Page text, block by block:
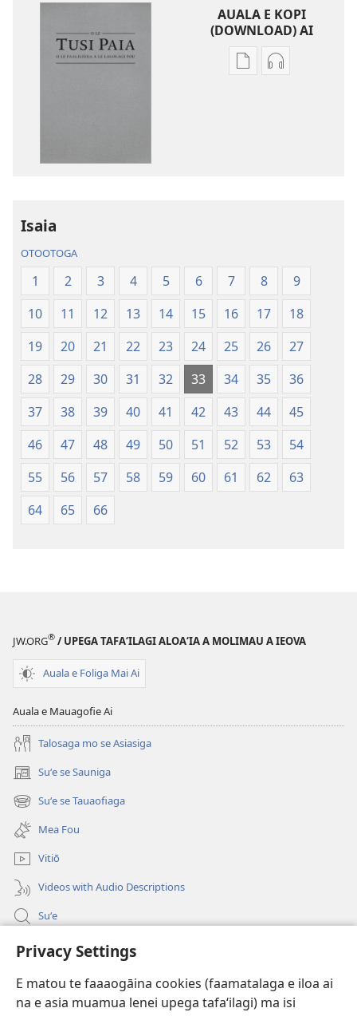
Privacy Settings
E matou te faaaogāina cookies (faamatalaga e iloa ai
na e asia muamua lenei upega tafaʻilagi) ma isi
AUALA E KOPI
(DOWNLOAD) AI
Vaega
le
Faaliliuga
a
le
Lalolagi
Fou
(Toe
teuteuina
2013)
Filifili
Faaliliuga
le
Lalolagi
Fou
(Toe
teuteuina
i
2013)
Isaia
OTOOTOGA
1 2 3 4 5 6 7 8
9
10
11 12 13 14 15 16 17
18
19
20 21 22 23 24 25 26
27
28
29 30 31 32 33 34 35
36
37
38 39 40 41 42 43 44
45
46
47 48 49 50 51 52 53
54
55
56 57 58 59 60 61 62
63
64
65 66
JW.ORG® / UPEGA TAFA‘ILAGI ALOA‘IA A MOLIMAU A IEOVA
Auala e Foliga Mai Ai
Auala e Mauagofie Ai
Talosaga mo se Asiasiga
Suʻe se Sauniga
(tatala
se
isi
polokalame)
Suʻe se Tauaofiaga
(tatala
se
isi
polokalame)
Mea Fou
Vitiō
Videos with Audio Descriptions
Suʻe
Faamatalaga mo Ofisa o le Malo